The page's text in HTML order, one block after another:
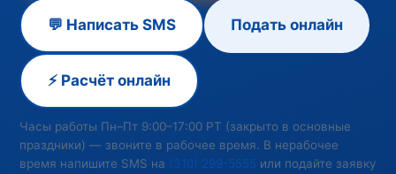
💬 Написать SMS Подать онлайн
⚡ Расчёт онлайн
Часы работы Пн–Пт 9:00–17:00 PT (закрыто в основные
праздники) — звоните в рабочее время. В нерабочее
время напишите SMS на (310) 299-5555 или подайте заявку